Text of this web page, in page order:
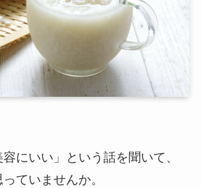
容にいい」という話を聞いて、
ていませんか。